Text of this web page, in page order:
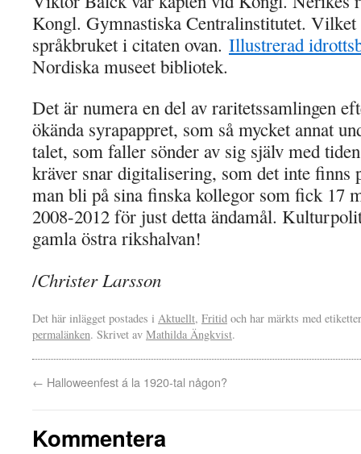
Kongl. Gymnastiska Centralinstitutet. Vilket
språkbruket i citaten ovan. Illustrerad
Nordiska museet bibliotek.
Det är numera en del av raritetssamlingen
ökända syrapappret, som så mycket annat
talet, som faller sönder av sig själv med
kräver snar digitalisering, som det inte
man bli på sina finska kollegor som fick 17
2008-2012 för just detta ändamål.
gamla östra rikshalvan!
/Christer Larsson
Det här inlägget postades i Aktuellt, Fritid och har märkts med
permalänken. Skrivet av Mathilda Ängkvist.
← Halloweenfest á la 1920-tal någon?
Kommentera